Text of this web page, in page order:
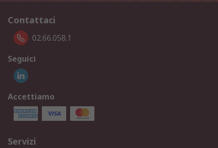
Contattaci
02.66.058.1
Seguici
Accettiamo
Servizi